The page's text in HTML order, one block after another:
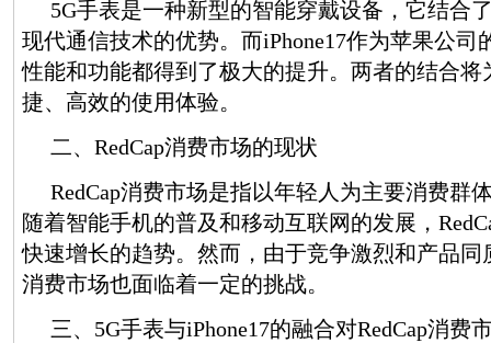
5G手表是一种新型的智能穿戴设备，它结合
现代通信技术的优势。而iPhone17作为苹果公司
性能和功能都得到了极大的提升。两者的结合将
捷、高效的使用体验。
二、RedCap消费市场的现状
RedCap消费市场是指以年轻人为主要消费群
随着智能手机的普及和移动互联网的发展，
快速增长的趋势。然而，由于竞争激烈和产品同
消费市场也面临着一定的挑战。
三、5G手表与iPhone17的融合对RedCap消费